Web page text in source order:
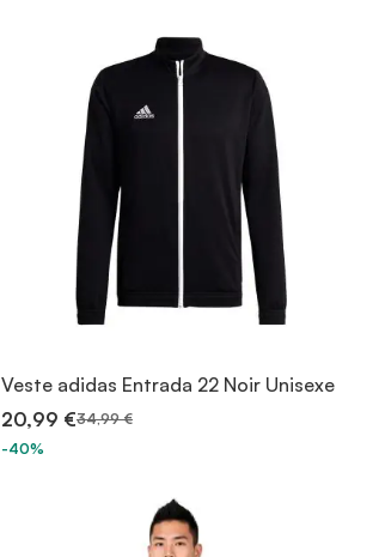
Veste adidas Entrada 22 Noir Unisexe
20,99 €34,99 €
-40%